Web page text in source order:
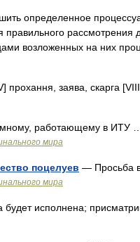
определенное
возложенных на них
прохання, заява, скарга
работающему в ИТУ …
мира
поцелуев — Просьба
мира
исполнена;